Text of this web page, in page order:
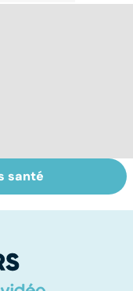
19 : tout
sur la
santé